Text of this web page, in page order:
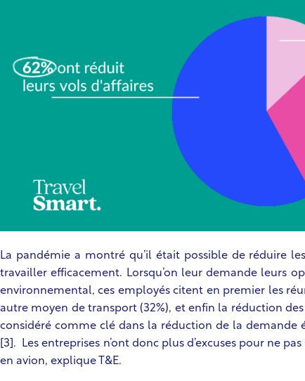
La pandémie a montré qu’il était possible de réduire
travailler efficacement. Lorsqu’on leur demande leurs
environnemental, ces employés citent en premier les
autre moyen de transport (32%), et enfin la réduction
considéré comme clé dans la réduction de la demande
[3]. Les entreprises n’ont donc plus d’excuses pour ne
en avion, explique T&E.